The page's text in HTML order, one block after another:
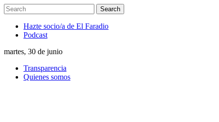
Hazte socio/a de El Faradio
Podcast
martes, 30 de junio
Transparencia
Quienes somos